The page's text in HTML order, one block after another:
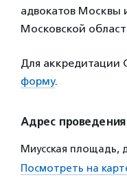
адвокатов Москвы
Московской
Для
форму.
Адрес проведения
Миусская площадь,
Посмотреть на